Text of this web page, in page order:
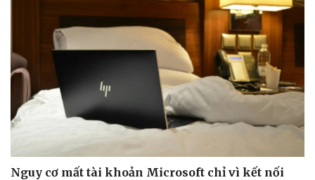
Nguy cơ mất tài khoản Microsoft chỉ vì kết nối